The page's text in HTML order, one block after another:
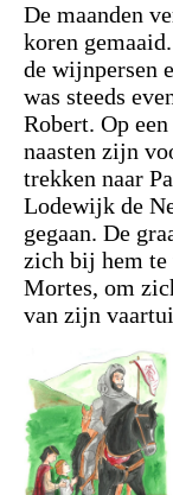
De maanden
koren
de wijnpersen
was steeds
Robert. Op
naasten zijn
trekken naar
Lodewijk de
gegaan. De
zich bij hem te
Mortes, om
van zijn